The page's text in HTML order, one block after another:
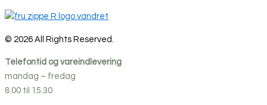
© 2026 All Rights Reserved.
Telefontid og vareindlevering
mandag – fredag
8.00 til 15.30